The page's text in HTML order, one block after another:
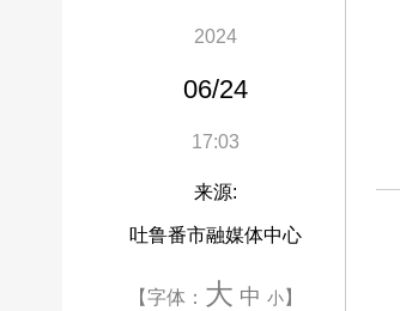
2024
06/24
17:03
来源:
吐鲁番市融媒体中心
【字体： 大 中 小】